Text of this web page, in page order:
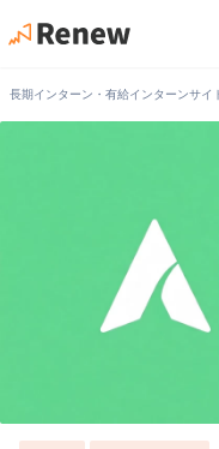
長期インターン・有給インターンサイ